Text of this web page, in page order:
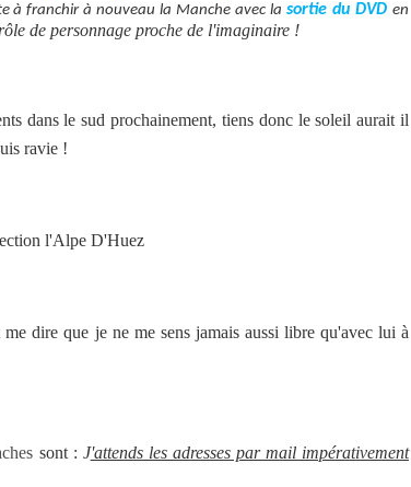
à franchir à nouveau la Manche avec la sortie du DVD en
de personnage proche de l'imaginaire !
dans le sud prochainement, tiens donc le soleil aurait il
ravie !
l'Alpe D'Huez
dire que je ne me sens jamais aussi libre qu'avec lui à
sont : J'attends les adresses par mail impérativement